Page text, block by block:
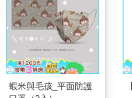
蝦米與毛孩_平面防護